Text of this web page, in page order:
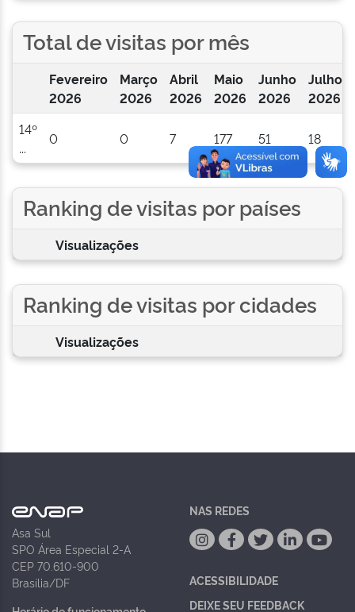
Total de visitas por mês
Fevereiro
2026
Março
2026
Abril
2026
Maio
2026
Junho
2026
Julho
2026
14º
...
0 0 7 177 51 18
Ranking de visitas por países
Visualizações
Ranking de visitas por cidades
Visualizações
Asa Sul
SPO Área Especial 2-A
CEP 70.610-900
Brasília/DF
NAS REDES
ACESSIBILIDADE
DEIXE SEU FEEDBACK